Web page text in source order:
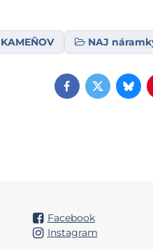
NAJ
Facebook
Twitter
Facebook
Instagram